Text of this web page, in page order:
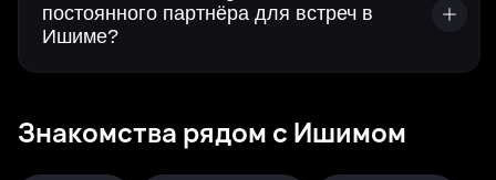
постоянного партнёра для встреч в
Ишиме?
Знакомства рядом с Ишимом